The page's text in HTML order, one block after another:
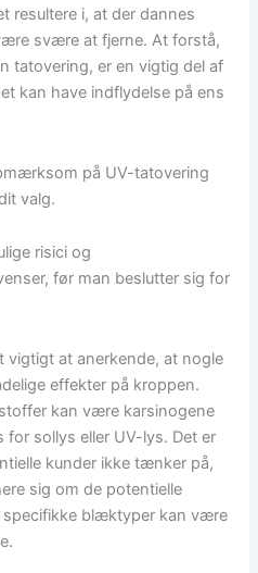
resultere i, at der dannes
svære at fjerne. At forstå,
tatovering, er en vigtig del af
kan have indflydelse på ens
på UV-tatovering
valg.
risici og
før man beslutter sig for
vigtigt at anerkende, at nogle
effekter på kroppen.
kan være karsinogene
sollys eller UV-lys. Det er
kunder ikke tænker på,
sig om de potentielle
specifikke blæktyper kan være